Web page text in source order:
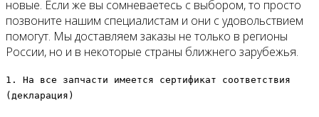
новые. Если же вы сомневаетесь с выбором, то просто
позвоните нашим специалистам и они с удовольствием
помогут. Мы доставляем заказы не только в регионы
России, но и в некоторые страны ближнего зарубежья.
1. На все запчасти имеется сертификат соответствия
(декларация)